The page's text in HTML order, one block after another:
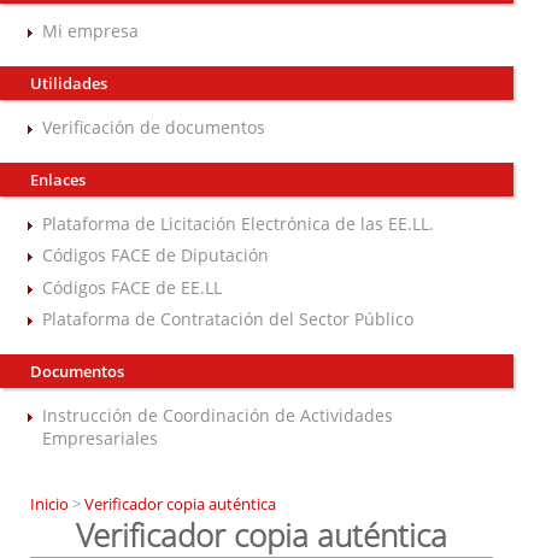
Mi empresa
Utilidades
Verificación de documentos
Enlaces
Plataforma de Licitación Electrónica de las EE.LL.
Códigos FACE de Diputación
Códigos FACE de EE.LL
Plataforma de Contratación del Sector Público
Documentos
Instrucción de Coordinación de Actividades
Empresariales
Inicio >Verificador copia auténtica
Verificador copia auténtica